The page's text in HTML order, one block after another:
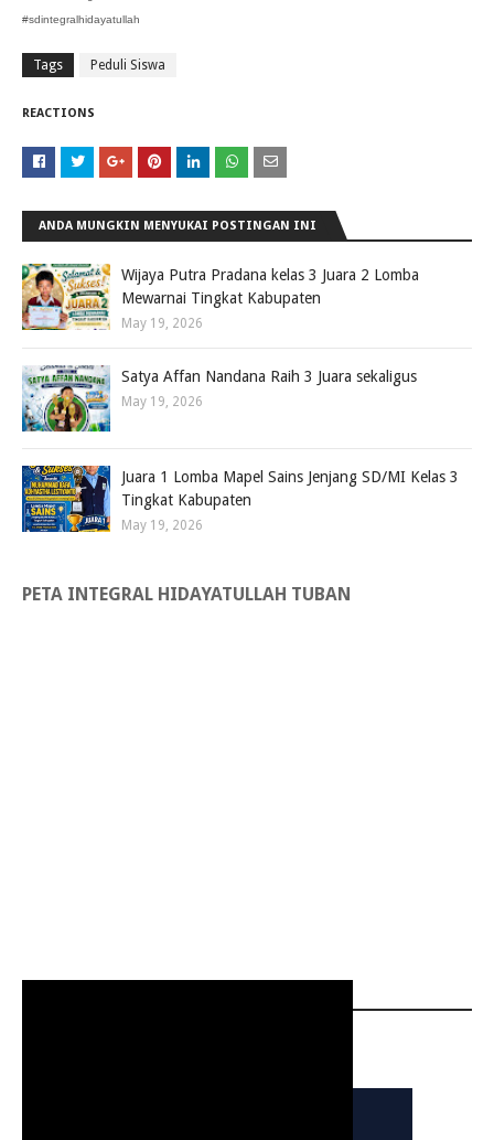
#sdintegralhidayatullah
Tags Peduli Siswa
REACTIONS
ANDA MUNGKIN MENYUKAI POSTINGAN INI
Wijaya Putra Pradana kelas 3 Juara 2 Lomba
Mewarnai Tingkat Kabupaten
May 19, 2026
Satya Affan Nandana Raih 3 Juara sekaligus
May 19, 2026
Juara 1 Lomba Mapel Sains Jenjang SD/MI Kelas 3
Tingkat Kabupaten
May 19, 2026
PETA INTEGRAL HIDAYATULLAH TUBAN